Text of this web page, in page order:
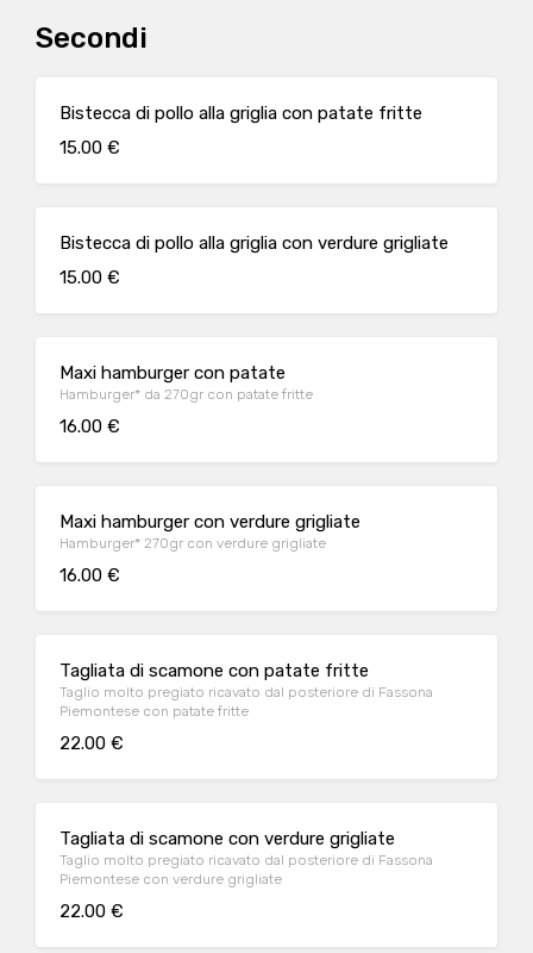
Secondi
Bistecca di pollo alla griglia con patate fritte
15.00 €
Bistecca di pollo alla griglia con verdure grigliate
15.00 €
Maxi hamburger con patate
Hamburger* da 270gr con patate fritte
16.00 €
Maxi hamburger con verdure grigliate
Hamburger* 270gr con verdure grigliate
16.00 €
Tagliata di scamone con patate fritte
Taglio molto pregiato ricavato dal posteriore di Fassona
Piemontese con patate fritte
22.00 €
Tagliata di scamone con verdure grigliate
Taglio molto pregiato ricavato dal posteriore di Fassona
Piemontese con verdure grigliate
22.00 €